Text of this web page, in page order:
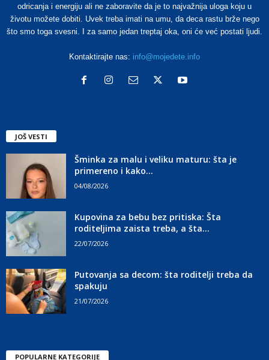
odricanja i energiju ali ne zaboravite da je to najvažnija uloga koju u
životu možete dobiti. Uvek treba imati na umu, da deca rastu brže nego
što smo toga svesni. I za samo jedan treptaj oka, oni će već postati ljudi.
Kontaktirajte nas: info@mojedete.info
JOŠ VESTI
Šminka za malu i veliku maturu: šta je
primereno i kako...
04/08/2026
Kupovina za bebu bez pritiska: Šta
roditeljima zaista treba, a šta...
22/07/2026
Putovanja sa decom: šta roditelji treba da
spakuju
21/07/2026
POPULARNE KATEGORIJE